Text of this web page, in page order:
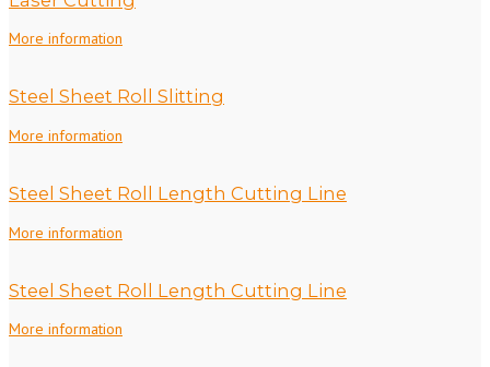
More information
Steel Sheet Roll Slitting
More information
Steel Sheet Roll Length Cutting Line
More information
Steel Sheet Roll Length Cutting Line
More information